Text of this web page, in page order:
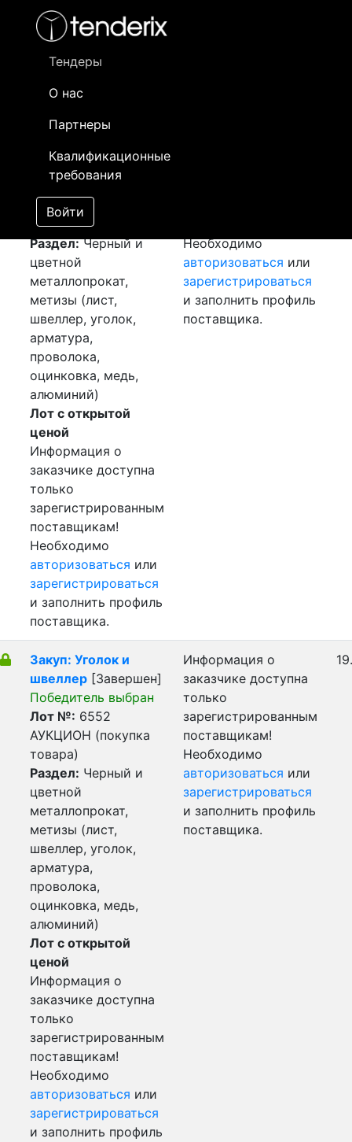
Тендеры
О нас
Партнеры
Квалификационные
требования
Войти
- активный лот
- сохраненный лот (не опубликован)
Закуп: Проволока
[Завершен]
Лот №:
АУКЦИОН (покупка
товара)
Раздел:Черный и
цветной
металлопрокат,
метизы (лист,
швеллер, уголок,
арматура,
проволока,
оцинковка, медь,
алюминий)
Лот с открытой
ценой
Информация о
заказчике доступна
только
зарегистрированным
поставщикам!
Необходимо
авторизоваться или
зарегистрироваться
и заполнить профиль
поставщика.
Необходимо
авторизоваться или
зарегистрироваться
и заполнить профиль
поставщика.
Закуп: Уголок и
швеллер [Завершен]
Победитель выбран
Лот №: 6552
АУКЦИОН (покупка
товара)
Раздел: Черный и
цветной
металлопрокат,
метизы (лист,
швеллер, уголок,
арматура,
проволока,
оцинковка, медь,
алюминий)
Лот с открытой
ценой
Информация о
заказчике доступна
только
зарегистрированным
поставщикам!
Необходимо
авторизоваться или
зарегистрироваться
и заполнить профиль
Информация о
заказчике доступна
только
зарегистрированным
поставщикам!
Необходимо
авторизоваться или
зарегистрироваться
и заполнить профиль
поставщика.